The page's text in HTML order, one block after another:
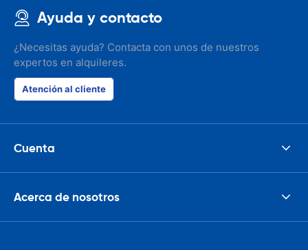
Ayuda y contacto
¿Necesitas ayuda? Contacta con unos de nuestros
expertos en alquileres.
Atención al cliente
Cuenta
Acerca de nosotros